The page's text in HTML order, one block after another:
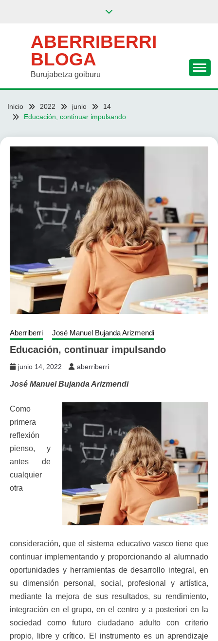
ABERRIBERRI
BLOGA
Burujabetza goiburu
Inicio 2022 junio
14
Educación, continuar impulsando
Aberriberri José Manuel Bujanda Arizmendi
Educación, continuar impulsando
junio 14, 2022 aberriberri
José Manuel Bujanda Arizmendi
Como
primera
reflexión
pienso, y
antes de
cualquier
otra
consideración, que el sistema educativo vasco tiene que
continuar implementando y proporcionando al alumnado
oportunidades y herramientas de desarrollo integral, en
su dimensión personal, social, profesional y artística,
mediante la mejora de sus resultados, su rendimiento,
integración en el grupo, en el centro y a posteriori en la
sociedad como futuro ciudadano adulto con criterio
propio, libre y crítico. El instrumento es un aprendizaje